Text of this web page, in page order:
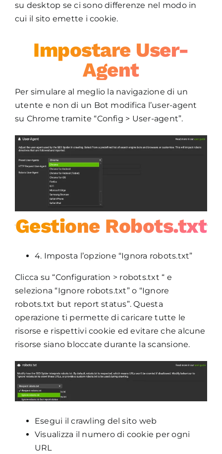
su desktop se ci sono differenze nel modo in
cui il sito emette i cookie.
Impostare User-
Agent
Per simulare al meglio la navigazione di un
utente e non di un Bot modifica l’user-agent
su Chrome tramite “Config > User-agent”.
Gestione Robots.txt
4. Imposta l’opzione “Ignora robots.txt”
Clicca su “Configuration > robots.txt “ e
seleziona “Ignore robots.txt” o “Ignore
robots.txt but report status”. Questa
operazione ti permette di caricare tutte le
risorse e rispettivi cookie ed evitare che alcune
risorse siano bloccate durante la scansione.
Esegui il crawling del sito web
Visualizza il numero di cookie per ogni
URL